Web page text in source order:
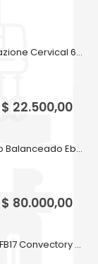
Almohada Piero Visco Sensazione Cervical 60 X 35
$ 22.500,00
Calefactor a gas Longvie Tiro Balanceado Eba3s 3000kcal Recta
$ 80.000,00
Convector Eléctrico Liliana CFB17 Convectory Plus